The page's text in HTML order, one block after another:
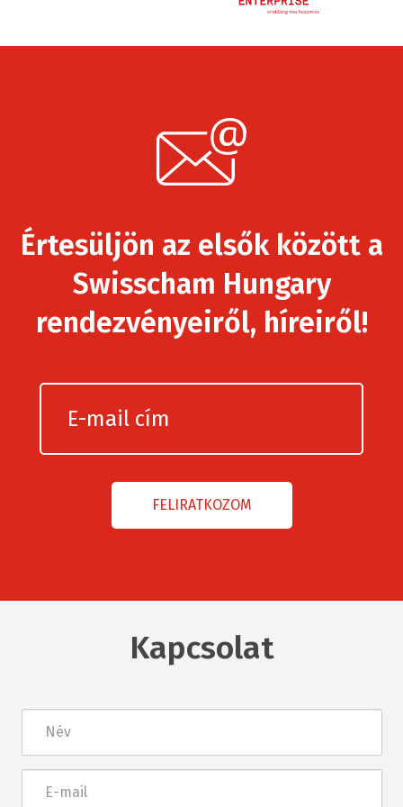
Értesüljön az elsők között a
Swisscham Hungary
rendezvényeiről, híreiről!
Kapcsolat
mail